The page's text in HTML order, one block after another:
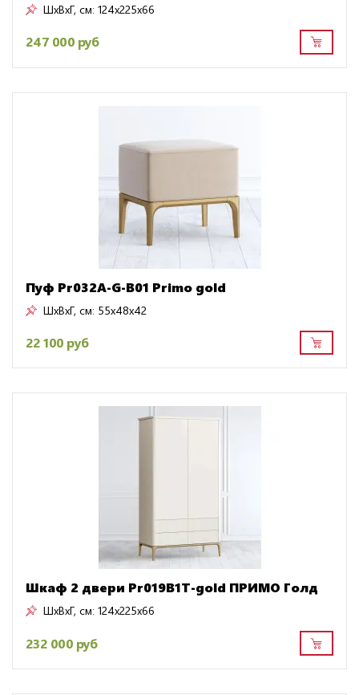
ШxВxГ, см: 124x225x66
247 000 руб
Пуф Pr032A-G-B01 Primo gold
ШxВxГ, см: 55x48x42
22 100 руб
Шкаф 2 двери Pr019B1T-gold ПРИМО Голд
ШxВxГ, см: 124x225x66
232 000 руб